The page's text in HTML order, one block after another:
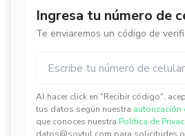
Ingresa tu número de
Te enviaremos un código de
Al hacer click en "Recibir código",
tus datos según nuestra autorización
que conoces nuestra Política de